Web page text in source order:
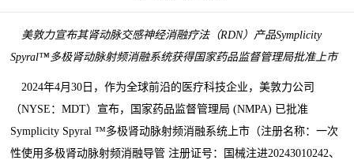
美敦力宣布其肾动脉交感神经消融疗法（RDN）产品Symplicity
Spyral™多极肾动脉射频消融系统获得国家药品监督管理局批准上市
2024年4月30日，作为全球前沿的医疗科技企业，美敦力公司
（NYSE：MDT）宣布，国家药品监督管理局 (NMPA) 已批准
Symplicity Spyral ™多极肾动脉射频消融系统上市（注册名称：一次
性使用多极肾动脉射频消融导管 注册证号：国械注进20243010242、